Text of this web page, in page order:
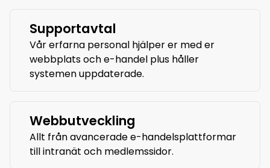
Supportavtal
Vår erfarna personal hjälper er med er
webbplats och e-handel plus håller
systemen uppdaterade.
Webbutveckling
Allt från avancerade e-handelsplattformar
till intranät och medlemssidor.